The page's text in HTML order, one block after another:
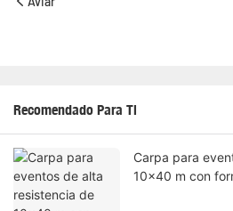
Recomendado Para Ti
Carpa para
10x40 m con